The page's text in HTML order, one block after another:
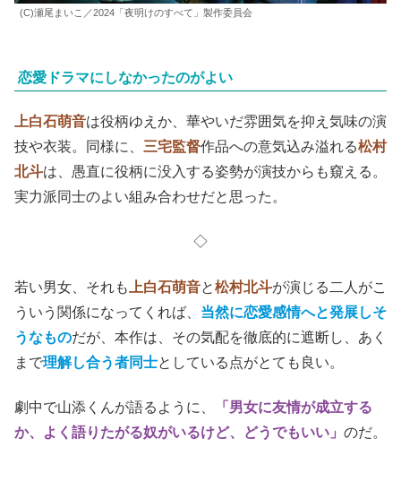
(C)瀬尾まいこ／2024「夜明けのすべて」製作委員会
恋愛ドラマにしなかったのがよい
上白石萌音は役柄ゆえか、華やいだ雰囲気を抑え気味の演
技や衣装。同様に、 三宅監督作品への意気込み溢れる松村
北斗は、愚直に役柄に没入する姿勢が演技からも窺える。
実力派同士のよい組み合わせだと思った。
◇
若い男女、それも 上白石萌音と松村北斗が演じる二人がこ
ういう関係になってくれば、 当然に恋愛感情へと発展しそ
うなものだが、本作は、その気配を徹底的に遮断し、あく
まで理解し合う者同士としている点がとても良い。
劇中で山添くんが語るように、
「男女に友情が成立する
か、よく語りたがる奴がいるけど、どうでもいい」 のだ。